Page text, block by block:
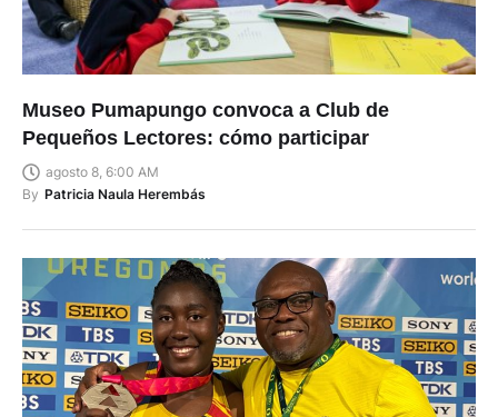
Museo Pumapungo convoca a Club de
Pequeños Lectores: cómo participar
agosto 8, 6:00 AM
By Patricia Naula Herembás